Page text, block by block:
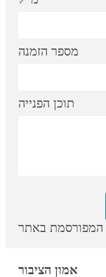
מספר הזמנה
תוכן הפנייה
המפורסמת באתר
אמון הציבור